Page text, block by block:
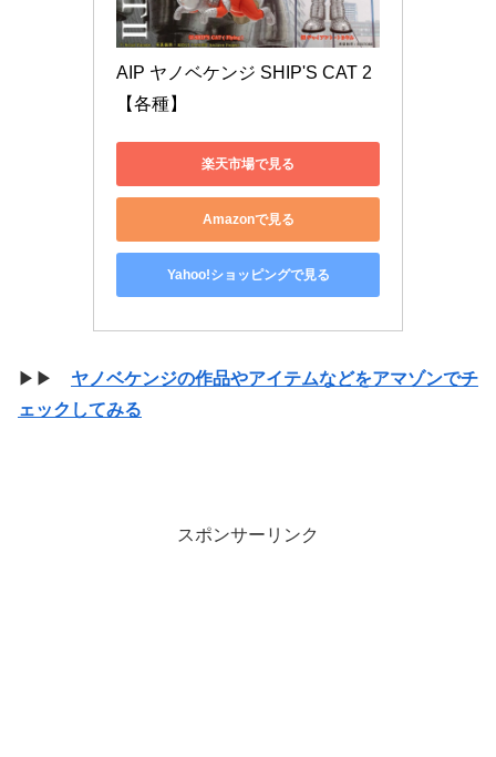
AIP ヤノベケンジ SHIP'S CAT 2
【各種】
楽天市場で見る
Amazonで見る
Yahoo!ショッピングで見る
▶▶ ヤノベケンジの作品やアイテムなどをアマゾンでチ
ェックしてみる
スポンサーリンク